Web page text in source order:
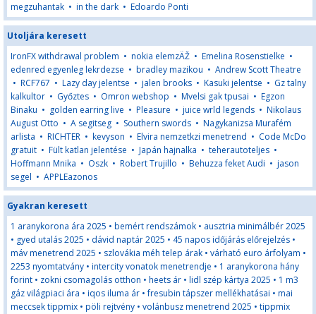
megzuhantak • in the dark • Edoardo Ponti
Utoljára keresett
IronFX withdrawal problem • nokia elemzÄŽ • Emelina Rosenstielke •
edenred egyenleg lekrdezse • bradley mazikou • Andrew Scott Theatre
• RCF767 • Lazy day jelentse • jalen brooks • Kasuki jelentse • Gz talny
kalkultor • Győztes • Omron webshop • Mvelsi gak tpusai • Egzon
Binaku • golden earring live • Pleasure • juice wrld legends • Nikolaus
August Otto • A segitseg • Southern swords • Nagykanizsa Murafém
arlista • RICHTER • kevyson • Elvira nemzetkzi menetrend • Code McDo
gratuit • Fült katlan jelentése • Japán hajnalka • teherautoteljes •
Hoffmann Mnika • Oszk • Robert Trujillo • Behuzza feket Audi • jason
segel • APPLEazonos
Gyakran keresett
1 aranykorona ára 2025 • bemért rendszámok • ausztria minimálbér 2025
• gyed utalás 2025 • dávid naptár 2025 • 45 napos időjárás előrejelzés •
máv menetrend 2025 • szlovákia méh telep árak • várható euro árfolyam •
2253 nyomtatvány • intercity vonatok menetrendje • 1 aranykorona hány
forint • zokni csomagolás otthon • heets ár • lidl szép kártya 2025 • 1 m3
gáz világpiaci ára • iqos iluma ár •fresubin tápszer mellékhatásai • mai
meccsek tippmix • pöli rejtvény • volánbusz menetrend 2025 • tippmix